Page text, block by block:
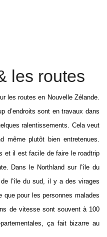
les routes
les routes en Nouvelle Zélande.
d’endroits sont en travaux dans
ralentissements. Cela veut
même plutôt bien entretenues.
et il est facile de faire le roadtrip
Dans le Northland sur l’île du
l’île du sud, il y a des virages
pour les personnes malades
de vitesse sont souvent à 100
ça fait bizarre au